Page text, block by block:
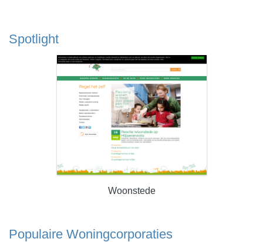
Spotlight
Woonstede
Populaire Woningcorporaties